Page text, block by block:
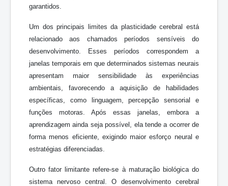
garantidos.
Um dos principais limites da plasticidade cerebral está
relacionado aos chamados períodos sensíveis do
desenvolvimento. Esses períodos correspondem a
janelas temporais em que determinados sistemas neurais
apresentam maior sensibilidade às experiências
ambientais, favorecendo a aquisição de habilidades
específicas, como linguagem, percepção sensorial e
funções motoras. Após essas janelas, embora a
aprendizagem ainda seja possível, ela tende a ocorrer de
forma menos eficiente, exigindo maior esforço neural e
estratégias diferenciadas.
Outro fator limitante refere-se à maturação biológica do
sistema nervoso central. O desenvolvimento cerebral